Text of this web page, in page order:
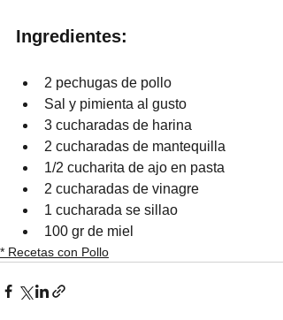
Ingredientes:
2 pechugas de pollo
Sal y pimienta al gusto
3 cucharadas de harina
2 cucharadas de mantequilla
1/2 cucharita de ajo en pasta
2 cucharadas de vinagre
1 cucharada se sillao
100 gr de miel
* Recetas con Pollo